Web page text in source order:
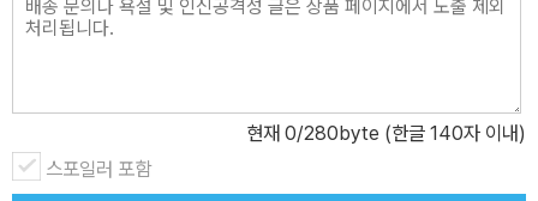
무도 공평하게 나누는 것인 까닭입니다. 여자아이에게 남자아이들과
르다는 이유로 차별하지 않는 것이니까요. 그러나 평등이 무엇인지
안다고 해서 곧바로 실천에 옮길 수 있는 것은 아닙니다. 평등 의식이
어린이의 마음에 단단히 뿌리를 내리고 행동을 이끌어 내기까지는 꾸
현재 0/280byte (한글 140자 이내)
스포일러 포함